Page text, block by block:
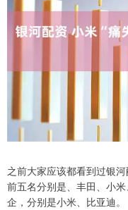
之前大家应该都看到过银
前五名分别是、丰田、小
企，分别是小米、比亚迪。